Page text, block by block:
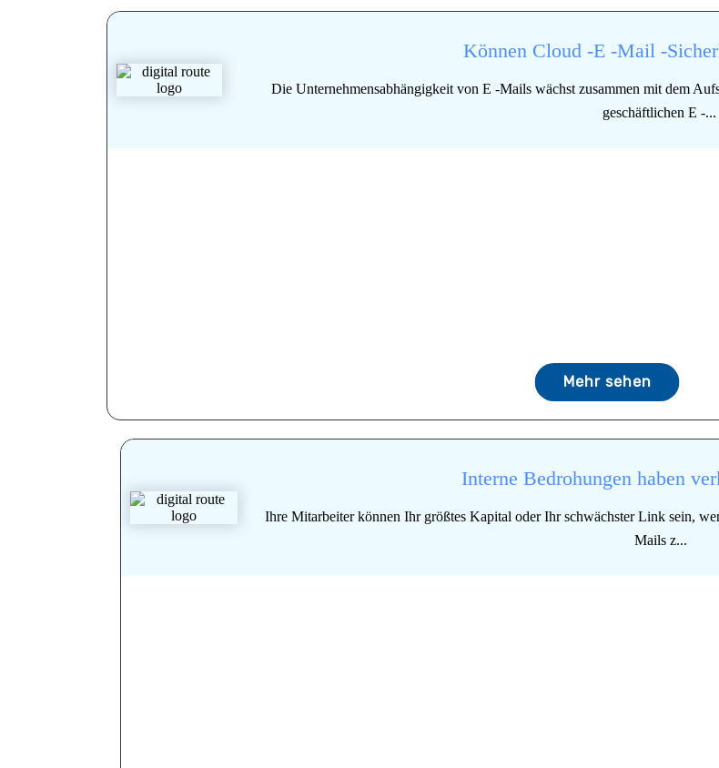
Können Cloud -E -Mail -
Die Unternehmensabhängigkeit von E -Mails wächst zusammen mit dem
geschäftlichen E -...
Mehr sehen
Interne Bedrohungen haben
Ihre Mitarbeiter können Ihr größtes Kapital oder Ihr schwächster Link sein,
Mails z...